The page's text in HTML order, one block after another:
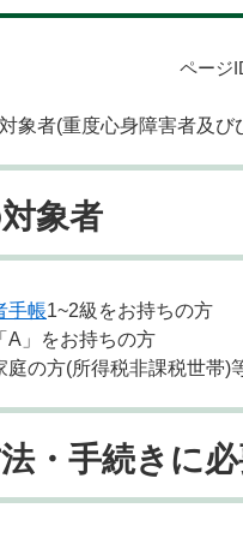
ページ
象者(重度心身障害者及
象者
手帳1~2級をお持ちの方
A」をお持ちの方
庭の方(所得税非課税世帯)
・手続きに